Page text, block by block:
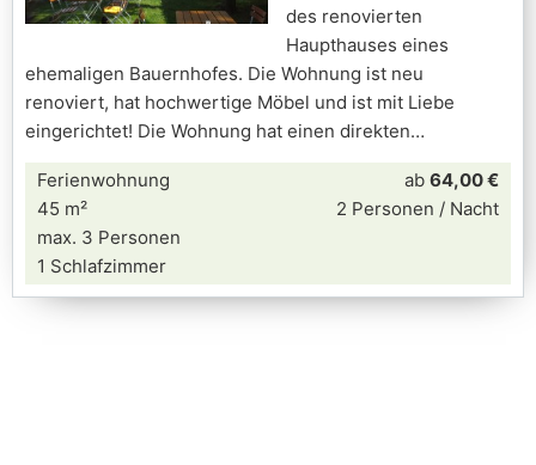
des renovierten
Haupthauses eines
ehemaligen Bauernhofes. Die Wohnung ist neu
renoviert, hat hochwertige Möbel und ist mit Liebe
eingerichtet! Die Wohnung hat einen direkten
Ferienwohnung
45 m²
max. 3 Personen
1 Schlafzimmer
ab 64,00 €
2 Personen / Nacht